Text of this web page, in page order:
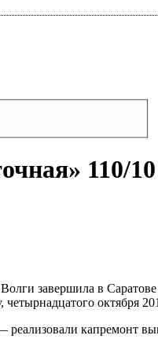
110/10
завершила в
октября
капремонт